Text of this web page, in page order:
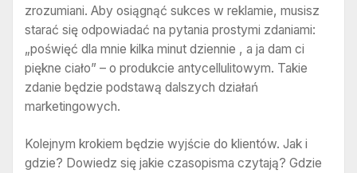
zrozumiani. Aby osiągnąć sukces w reklamie, musisz
starać się odpowiadać na pytania prostymi zdaniami:
„poświęć dla mnie kilka minut dziennie , a ja dam ci
piękne ciało” – o produkcie antycellulitowym. Takie
zdanie będzie podstawą dalszych działań
marketingowych.
Kolejnym krokiem będzie wyjście do klientów. Jak i
gdzie? Dowiedz się jakie czasopisma czytają? Gdzie